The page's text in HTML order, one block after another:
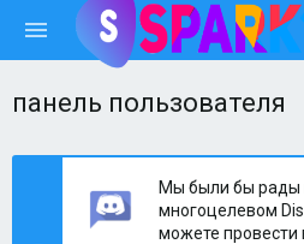
панель пользователя
Мы были бы рады
многоцелевом
можете провести